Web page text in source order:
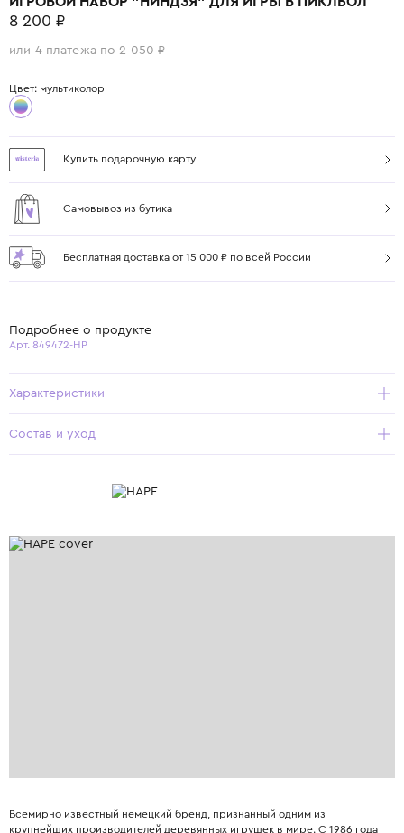
8 200 ₽
или 4 платежа по 2 050 ₽
Цвет: мультиколор
Купить подарочную карту
Самовывоз из бутика
Бесплатная доставка от 15 000 ₽ по всей России
Подробнее о продукте
Арт. 849472-HP
Характеристики
Состав и уход
Всемирно известный немецкий бренд, признанный одним из
крупнейших производителей деревянных игрушек в мире. С 1986 года